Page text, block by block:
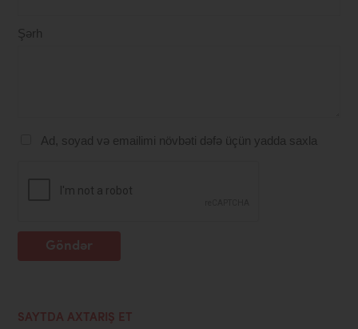
SAYTDA AXTARIŞ ET
Şərh
Ad, soyad və emailimi növbəti dəfə üçün yadda saxla
Göndər